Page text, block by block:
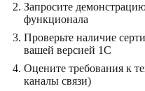
Запросите
функционала
Проверьте наличие
вашей версией 1C
Оцените требования к
каналы связи)